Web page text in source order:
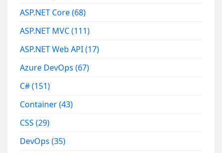
ASP.NET Core(68)
ASP.NET MVC(111)
ASP.NET Web API(17)
Azure DevOps(67)
C#(151)
Container(43)
CSS(29)
DevOps(35)